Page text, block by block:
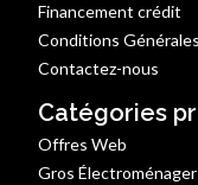
Financement crédit
Conditions
Contactez-nous
Catégories
Offres Web
Gros Électroménager